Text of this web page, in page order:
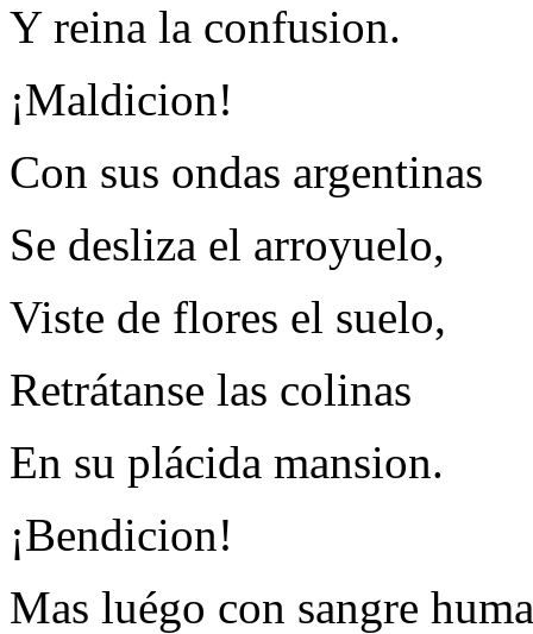
Y reina la confusion.
¡Maldicion!
Con sus ondas argentinas
Se desliza el arroyuelo,
Viste de flores el suelo,
Retrátanse las colinas
En su plácida mansion.
¡Bendicion!
Mas luégo con sangre